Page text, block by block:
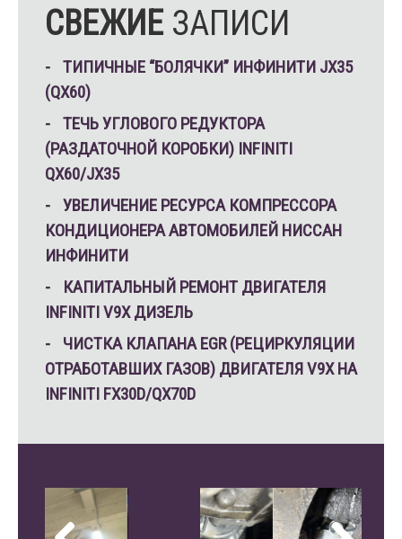
СВЕЖИЕ ЗАПИСИ
ТИПИЧНЫЕ “БОЛЯЧКИ” ИНФИНИТИ JX35
(QX60)
ТЕЧЬ УГЛОВОГО РЕДУКТОРА
(РАЗДАТОЧНОЙ КОРОБКИ) INFINITI
QX60/JX35
УВЕЛИЧЕНИЕ РЕСУРСА КОМПРЕССОРА
КОНДИЦИОНЕРА АВТОМОБИЛЕЙ НИССАН
ИНФИНИТИ
КАПИТАЛЬНЫЙ РЕМОНТ ДВИГАТЕЛЯ
INFINITI V9X ДИЗЕЛЬ
ЧИСТКА КЛАПАНА EGR (РЕЦИРКУЛЯЦИИ
ОТРАБОТАВШИХ ГАЗОВ) ДВИГАТЕЛЯ V9X НА
INFINITI FX30D/QX70D